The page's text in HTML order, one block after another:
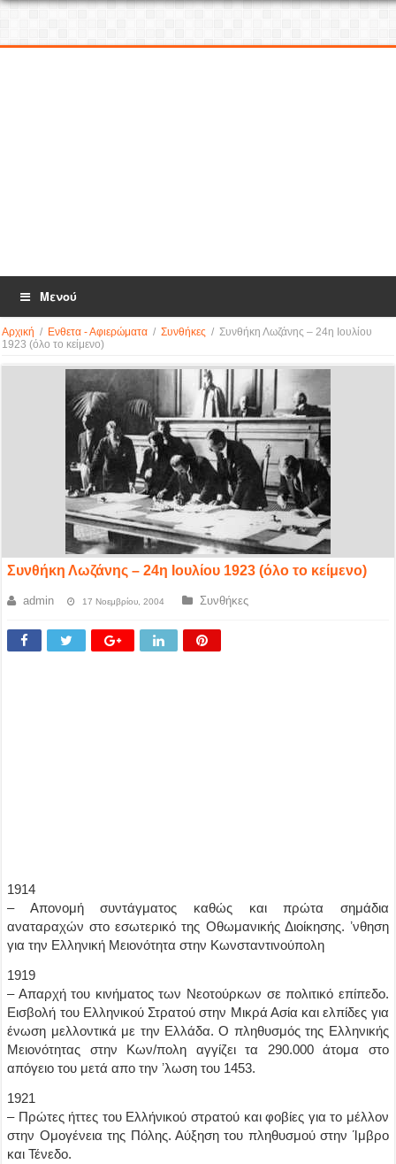
Μενού
Αρχική / Ενθετα - Αφιερώματα / Συνθήκες / Συνθήκη Λωζάνης – 24η Ιουλίου
1923 (όλο το κείμενο)
Συνθήκη Λωζάνης – 24η Ιουλίου 1923 (όλο το κείμενο)
admin 17 Νοεμβρίου, 2004 Συνθήκες
1914
– Απονομή συντάγματος καθώς και πρώτα σημάδια
αναταραχών στο εσωτερικό της Οθωμανικής Διοίκησης. ʼνθηση
για την Ελληνική Μειονότητα στην Κωνσταντινούπολη
1919
– Απαρχή του κινήματος των Νεοτούρκων σε πολιτικό επίπεδο.
Εισβολή του Ελληνικού Στρατού στην Μικρά Ασία και ελπίδες για
ένωση μελλοντικά με την Ελλάδα. Ο πληθυσμός της Ελληνικής
Μειονότητας στην Κων/πολη αγγίζει τα 290.000 άτομα στο
απόγειο του μετά απο την ʼλωση του 1453.
1921
– Πρώτες ήττες του Ελλήνικού στρατού και φοβίες για το μέλλον
στην Ομογένεια της Πόλης. Αύξηση του πληθυσμού στην Ίμβρο
και Τένεδο.